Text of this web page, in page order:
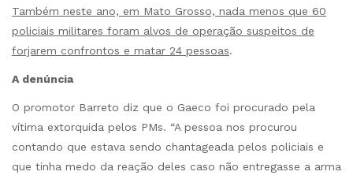
Também neste ano, em Mato Grosso, nada menos que 60
policiais militares foram alvos de operação suspeitos de
forjarem confrontos e matar 24 pessoas.
A denúncia
O promotor Barreto diz que o Gaeco foi procurado pela
vítima extorquida pelos PMs. “A pessoa nos procurou
contando que estava sendo chantageada pelos policiais e
que tinha medo da reação deles caso não entregasse a arma